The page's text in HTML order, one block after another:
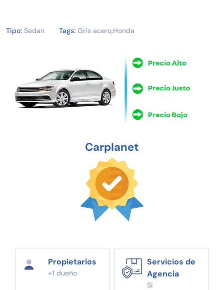
Tipo: Sedan Tags: Gris acero,Honda
Carplanet
Propietarios
+1 dueño
Servicios de
Agencia
Si